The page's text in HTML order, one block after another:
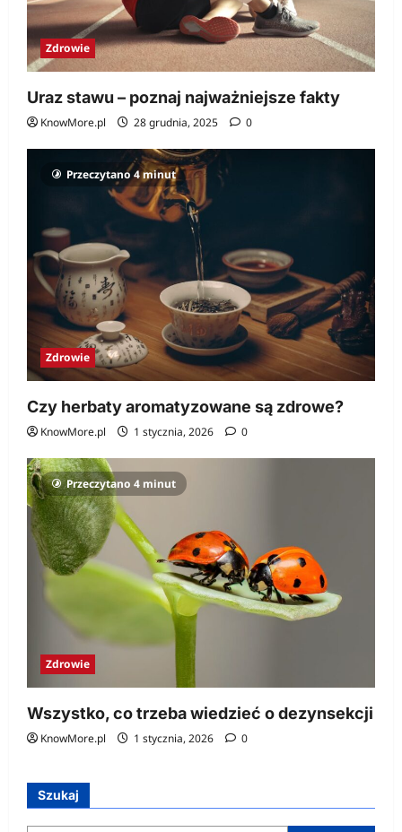
Zdrowie
Uraz stawu – poznaj najważniejsze fakty
KnowMore.pl 28 grudnia, 2025 0
Przeczytano 4 minut
Zdrowie
Czy herbaty aromatyzowane są zdrowe?
KnowMore.pl 1 stycznia, 2026 0
Przeczytano 4 minut
Zdrowie
Wszystko, co trzeba wiedzieć o dezynsekcji
KnowMore.pl 1 stycznia, 2026 0
Szukaj